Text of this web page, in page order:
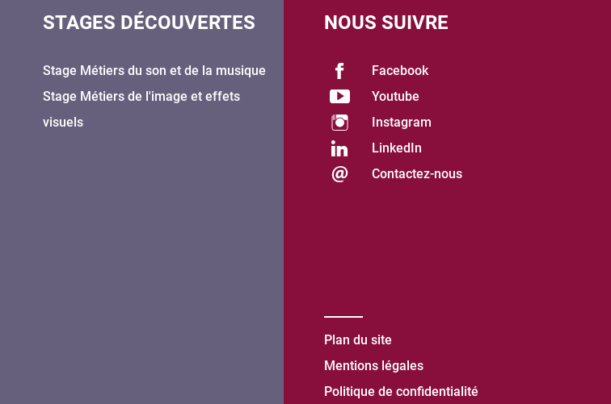
STAGES DÉCOUVERTES
Stage Métiers du son et de la musique
Stage Métiers de l'image et effets
visuels
NOUS SUIVRE
Facebook
Youtube
Instagram
LinkedIn
Contactez-nous
Plan du site
Mentions légales
Politique de confidentialité